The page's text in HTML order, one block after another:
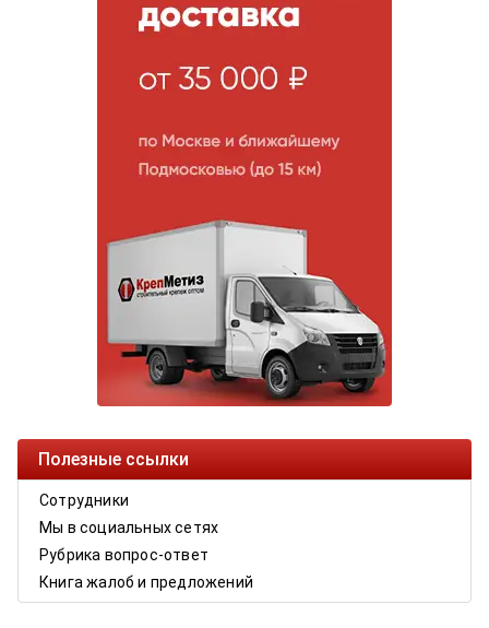
Полезные ссылки
Сотрудники
Мы в социальных сетях
Рубрика вопрос-ответ
Книга жалоб и предложений